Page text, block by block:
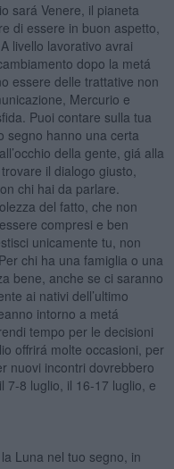
sará Venere, il pianeta
di essere in buon aspetto,
livello lavorativo avrai
dopo la metá
essere delle trattative non
Mercurio e
Puoi contare sulla tua
segno hanno una certa
della gente, giá alla
il dialogo giusto,
chi hai da parlare.
del fatto, che non
compresi e ben
unicamente tu, non
chi ha una famiglia o una
bene, anche se ci saranno
ai nativi dell’ultimo
intorno a metá
tempo per le decisioni
offrirá molte occasioni, per
nuovi incontri dovrebbero
7-8 luglio, il 16-17 luglio, e
Luna nel tuo segno, in